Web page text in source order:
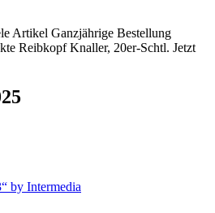
Artikel Ganzjährige Bestellung
Reibkopf Knaller, 20er-Schtl. Jetzt
by Intermedia